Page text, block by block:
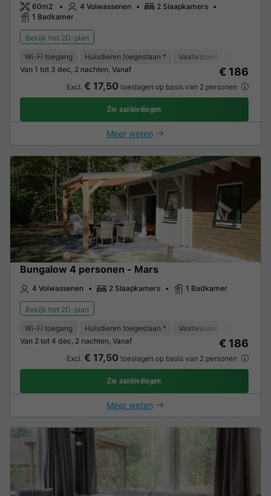
60m2 4 Volwassenen
2 Slaapkamers
1 Badkamer
Bekijk het 2D-plan
Wi-Fi toegang Huisdieren toegestaan * Vaatwasser
Van 1 tot 3 dec, 2 nachten, Vanaf
€ 186
Excl. € 17,50 toeslagen op basis van 2 personen
Zie aanbiedingen
Meer weten
Bungalow 4 personen - Mars
4 Volwassenen 2 Slaapkamers 1 Badkamer
Bekijk het 2D-plan
Wi-Fi toegang Huisdieren toegestaan * Vaatwasser
Van 2 tot 4 dec, 2 nachten, Vanaf
€ 186
Excl. € 17,50 toeslagen op basis van 2 personen
Zie aanbiedingen
Meer weten